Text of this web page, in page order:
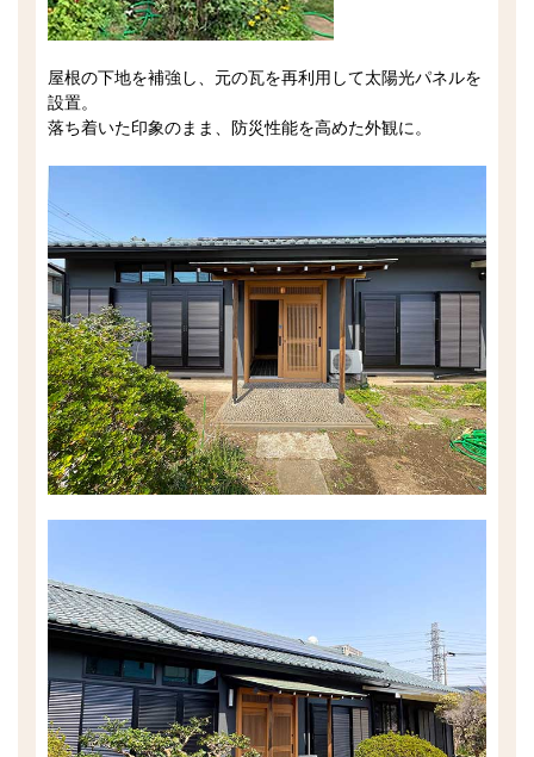
屋根の下地を補強し、元の瓦を再利用して太陽光パネルを
設置。
落ち着いた印象のまま、防災性能を高めた外観に。